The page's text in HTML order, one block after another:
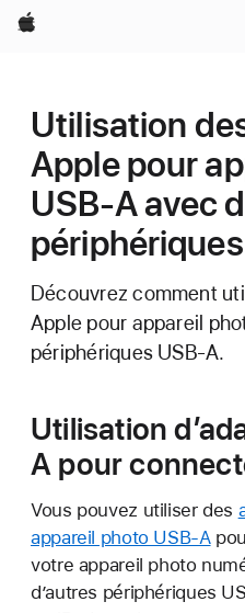
Apple
Utilisation
Apple pour
USB-A avec
Découvrez comment
Apple pour appareil
périphériques USB-A.
Utilisation
A pour
Vous pouvez utiliser des
appareil photo USB-A
votre appareil photo
d’autres périphériques